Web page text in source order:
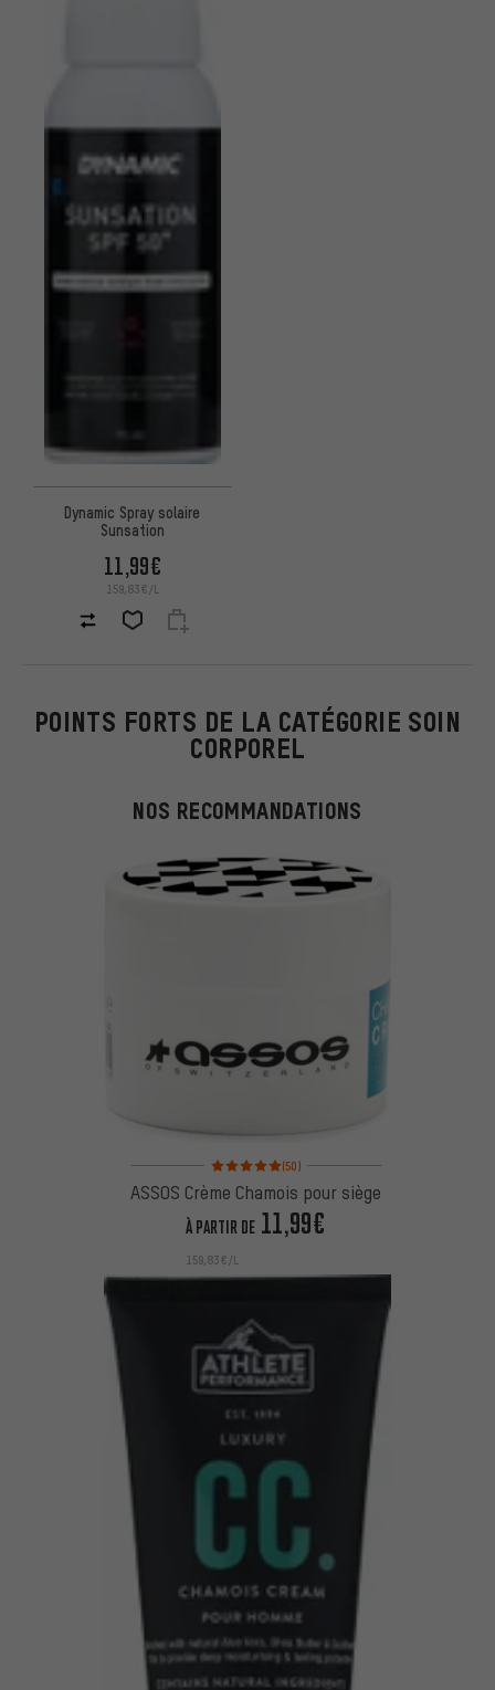
Dynamic Spray solaire
Sunsation
11,99€
159,83€/L
POINTS FORTS DE LA CATÉGORIE SOIN
CORPOREL
NOS RECOMMANDATIONS
Note moyenne : 5 sur 5 d'après 50 avis
(50)
ASSOS Crème Chamois pour siège
À PARTIR DE 11,99€
159,83€/L